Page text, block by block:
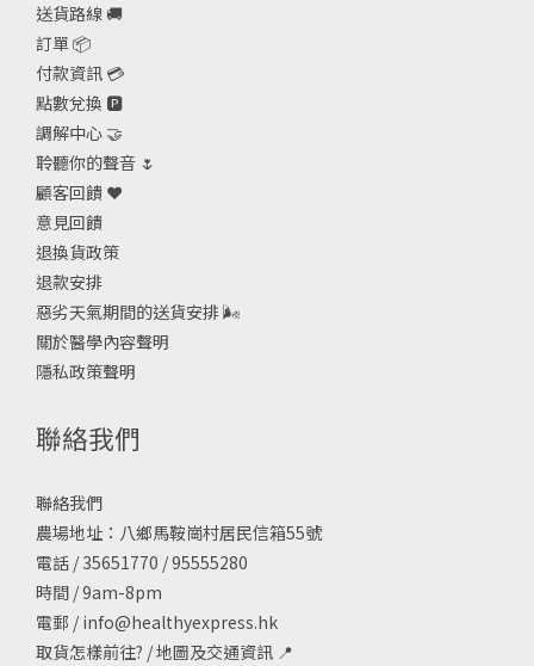
送貨路線 🚚
訂單 📦
付款資訊 💳
點數兌換 🅿️
調解中心 🤝
聆聽你的聲音 🌷
顧客回饋 ❤️
意見回饋
退換貨政策
退款安排
惡劣天氣期間的送貨安排🌬
關於醫學內容聲明
隱私政策聲明
聯絡我們
聯絡我們
農場地址：八鄉馬鞍崗村居民信箱55號
電話 / 35651770 / 95555280
時間 / 9am-8pm
電郵 / info@healthyexpress.hk
取貨怎樣前往? /地圖及交通資訊 📍